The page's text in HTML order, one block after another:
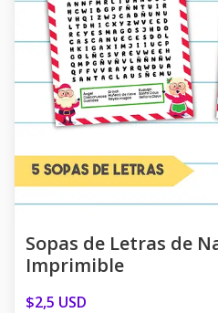
Sopas de Letras de
Imprimible
$2,5 USD